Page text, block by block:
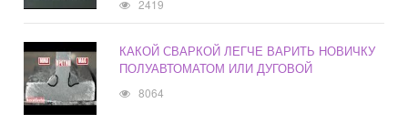
2419
КАКОЙ СВАРКОЙ ЛЕГЧЕ ВАРИТЬ НОВИЧКУ
ПОЛУАВТОМАТОМ ИЛИ ДУГОВОЙ
8064